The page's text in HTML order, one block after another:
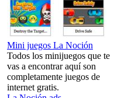
Mini juegos La Noción
Todos los minijuegos que te
vas a encontrar aquí son
completamente juegos de
internet gratis.